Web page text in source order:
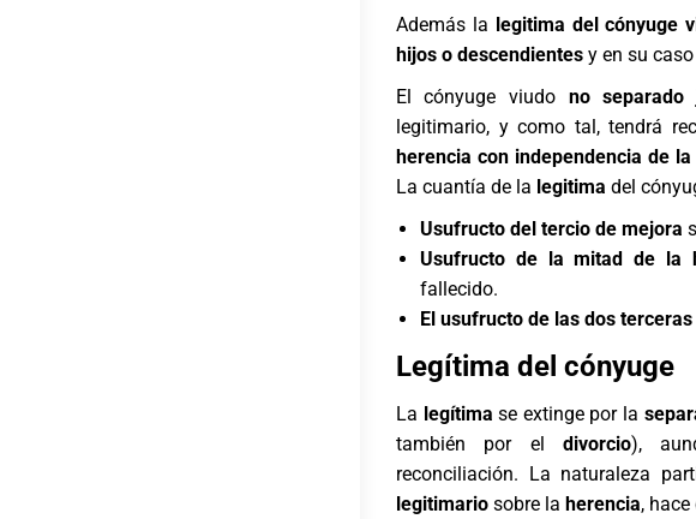
Además la legitima del cónyuge
hijos o descendientes y en su
El cónyuge viudo no separado
legitimario, y como tal, tendrá
herencia con independencia de
La cuantía de la legitima del
Usufructo del tercio de mejora
Usufructo de la mitad de la
fallecido.
El usufructo de las dos
Legítima del cónyuge
La legítima se extinge por la
también por eldivorcio),
reconciliación. La naturaleza
legitimario sobre la herencia,